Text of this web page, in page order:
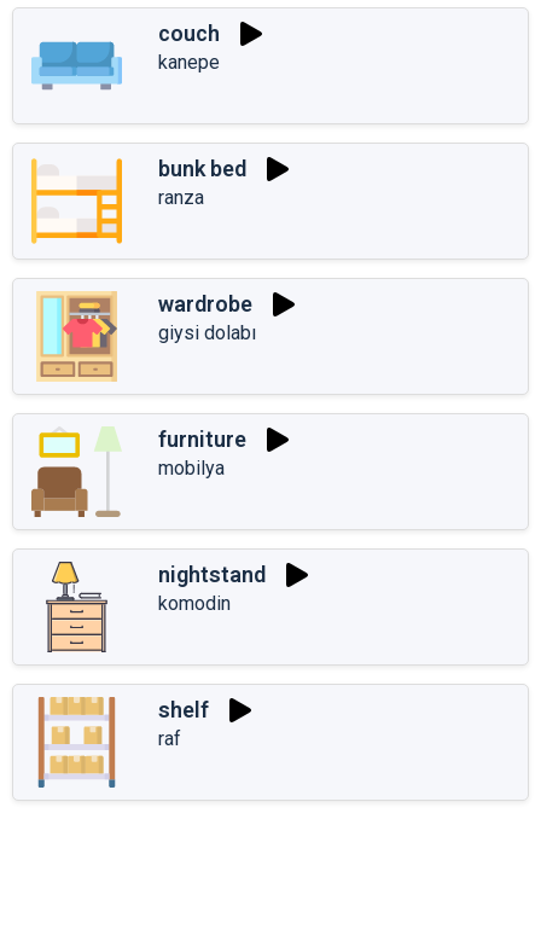
couch
kanepe
bunk bed
ranza
wardrobe
giysi dolabı
furniture
mobilya
nightstand
komodin
shelf
raf